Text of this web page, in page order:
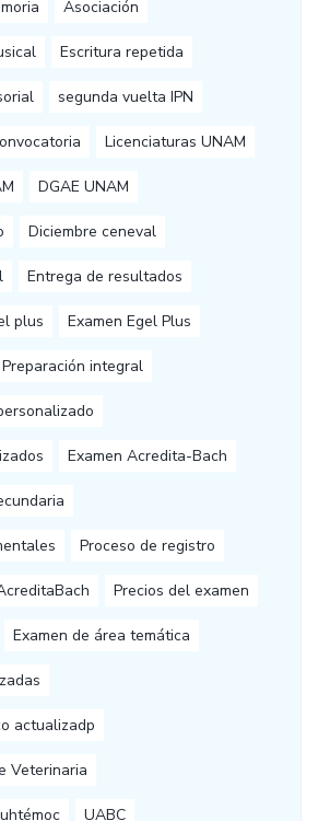
Asociación
Escritura repetida
segunda vuelta IPN
Licenciaturas UNAM
DGAE UNAM
Diciembre ceneval
Entrega de resultados
plus Examen Egel Plus
Preparación integral
Examen Acredita-Bach
Proceso de registro
Precios del examen
Examen de área temática
actualizadp
Veterinaria
UABC